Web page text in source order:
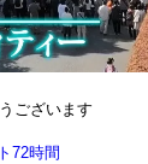
ございます
72時間